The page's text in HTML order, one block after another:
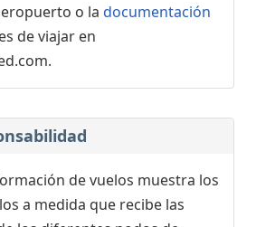
o la documentación
de viajar en
de vuelos muestra los
a medida que recibe las